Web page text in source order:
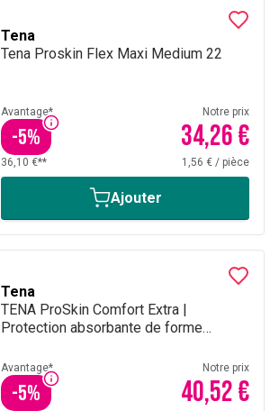
Tena
Tena Proskin Flex Maxi Medium 22
Avantage*
-5%
Notre prix
34,26 €
36,10 €** 1,56 € / pièce
Ajouter
Tena
TENA ProSkin Comfort Extra |
Protection absorbante de forme
Avantage*
-5%
Notre prix
40,52 €